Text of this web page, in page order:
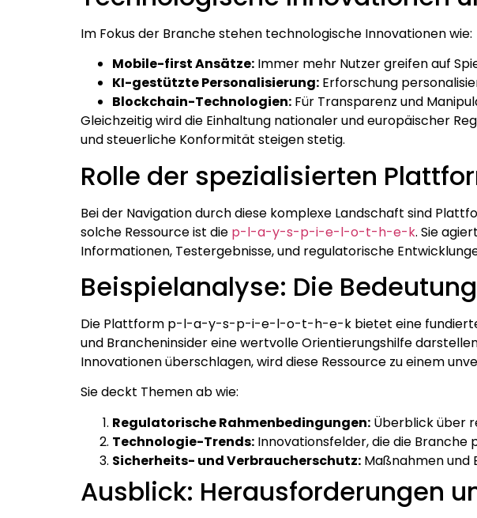
Im Fokus der Branche stehen technologische Innovationen wie:
Mobile-first Ansätze: Immer mehr Nutzer greifen auf
KI-gestützte Personalisierung: Erforschung
Blockchain-Technologien: Für Transparenz und
Gleichzeitig wird die Einhaltung nationaler und europäischer
und steuerliche Konformität steigen stetig.
Rolle der spezialisierten
Bei der Navigation durch diese komplexe Landschaft sind
solche Ressource ist die p-l-a-y-s-p-i-e-l-o-t-h-e-k. Sie
Informationen, Testergebnisse, und regulatorische
Beispielanalyse: Die
Die Plattform p-l-a-y-s-p-i-e-l-o-t-h-e-k bietet eine fundierte
und Brancheninsider eine wertvolle Orientierungshilfe
Innovationen überschlagen, wird diese Ressource zu einem
Sie deckt Themen ab wie:
Regulatorische Rahmenbedingungen: Überblick über
Technologie-Trends: Innovationsfelder, die die Branche
Sicherheits- und Verbraucherschutz: Maßnahmen und
Ausblick: Herausforderungen